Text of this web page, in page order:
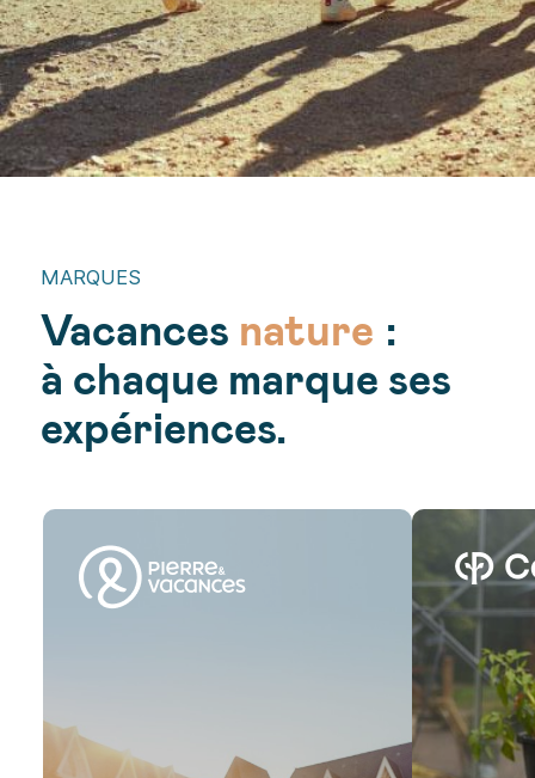
MARQUES
Vacances
ludiques
en famille
nature
authentiques
locales
:
à chaque marque ses